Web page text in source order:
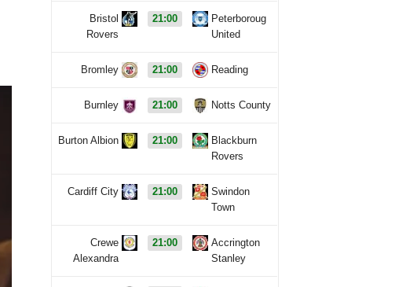
Bristol
Rovers
21:00
Peterboroug
United
Bromley 21:00 Reading
Burnley 21:00 Notts County
Burton Albion 21:00
Blackburn
Rovers
Cardiff City 21:00
Swindon
Town
Crewe
Alexandra
21:00
Accrington
Stanley